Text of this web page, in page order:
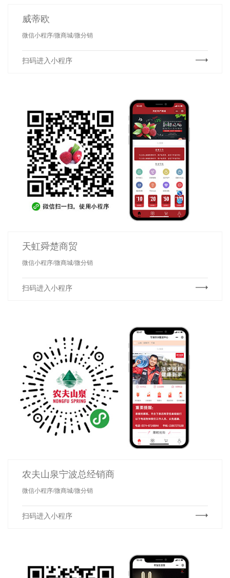
威蒂欧
微信小程序/微商城/微分销
扫码进入小程序
天虹舜楚商贸
微信小程序/微商城/微分销
扫码进入小程序
农夫山泉宁波总经销商
微信小程序/微商城/微分销
扫码进入小程序